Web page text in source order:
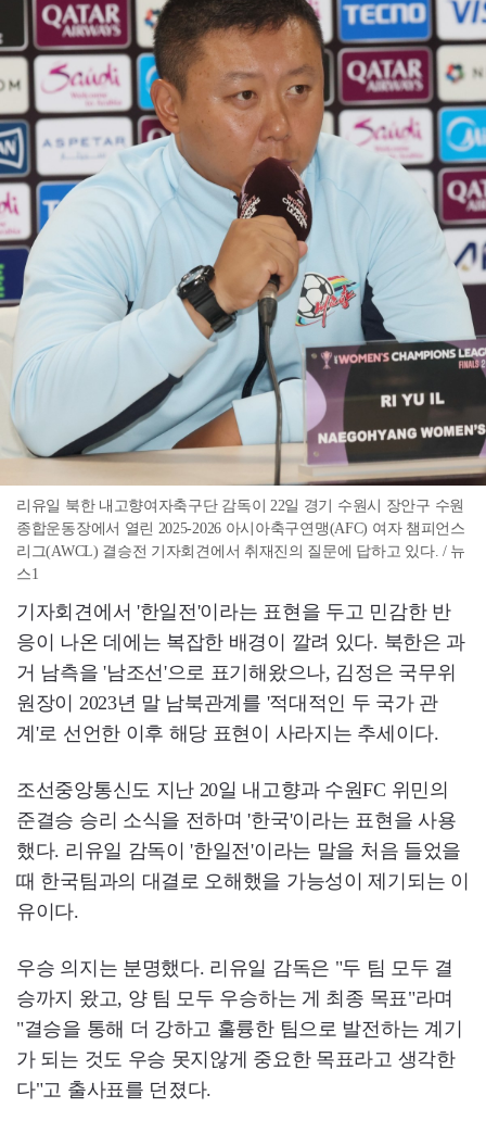
리유일 북한 내고향여자축구단 감독이 22일 경기 수원시 장안구 수원
종합운동장에서 열린 2025-2026 아시아축구연맹(AFC) 여자 챔피언스
리그(AWCL) 결승전 기자회견에서 취재진의 질문에 답하고 있다. / 뉴
스1
기자회견에서 '한일전'이라는 표현을 두고 민감한 반
응이 나온 데에는 복잡한 배경이 깔려 있다. 북한은 과
거 남측을 '남조선'으로 표기해왔으나, 김정은 국무위
원장이 2023년 말 남북관계를 '적대적인 두 국가 관
계'로 선언한 이후 해당 표현이 사라지는 추세이다.
조선중앙통신도 지난 20일 내고향과 수원FC 위민의
준결승 승리 소식을 전하며 '한국'이라는 표현을 사용
했다. 리유일 감독이 '한일전'이라는 말을 처음 들었을
때 한국팀과의 대결로 오해했을 가능성이 제기되는 이
유이다.
우승 의지는 분명했다. 리유일 감독은 "두 팀 모두 결
승까지 왔고, 양 팀 모두 우승하는 게 최종 목표"라며
"결승을 통해 더 강하고 훌륭한 팀으로 발전하는 계기
가 되는 것도 우승 못지않게 중요한 목표라고 생각한
다"고 출사표를 던졌다.